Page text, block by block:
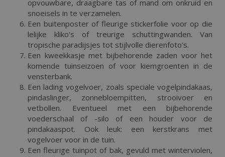
opvouwbare, draagbare tas of mand om onkruid en
snoeisels in te verzamelen.
Een buitenposter of fleurige stickerfolie voor op die
lelijke kliko's of treurige schuttingwanden. Van
tropische paradijsjes tot stijlvolle dierenfoto's.
Een kweekkasje met bijbehorende zaden voor het
komende tuinseizoen of voor kiemgroenten in de
vensterbank.
Een lading vogelvoer, zoals speciale vogelpindakaas,
pindaslinger, zonnebloempitten, strooivoer en
vetbollen. Eventueel met een bijbehorende
voederschaal of -silo of een houder voor de
pindakaaspot. Ook leuk: een kerstkrans met
vogelvoer voor in de tuin.
Een fleurige tuinpot of bak, gevuld met winterviolen,